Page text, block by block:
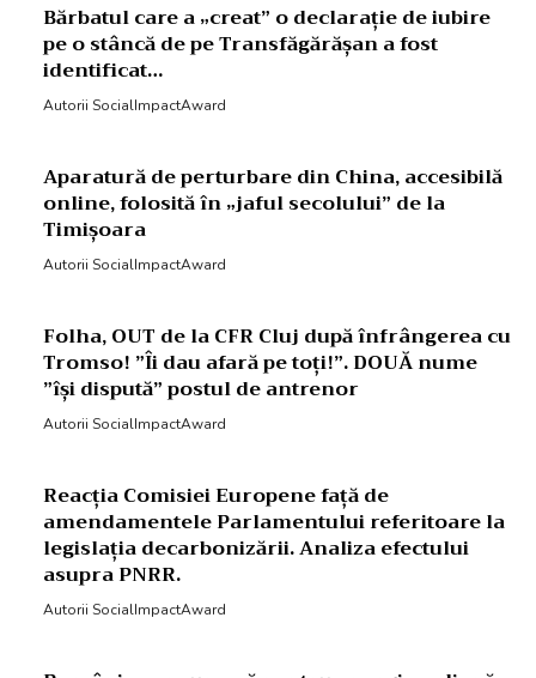
Bărbatul care a „creat” o declarație de iubire
pe o stâncă de pe Transfăgărășan a fost
identificat…
Autorii SocialImpactAward
Aparatură de perturbare din China, accesibilă
online, folosită în „jaful secolului” de la
Timișoara
Autorii SocialImpactAward
Folha, OUT de la CFR Cluj după înfrângerea cu
Tromso! ”Îi dau afară pe toți!”. DOUĂ nume
”își dispută” postul de antrenor
Autorii SocialImpactAward
Reacția Comisiei Europene față de
amendamentele Parlamentului referitoare la
legislația decarbonizării. Analiza efectului
asupra PNRR.
Autorii SocialImpactAward